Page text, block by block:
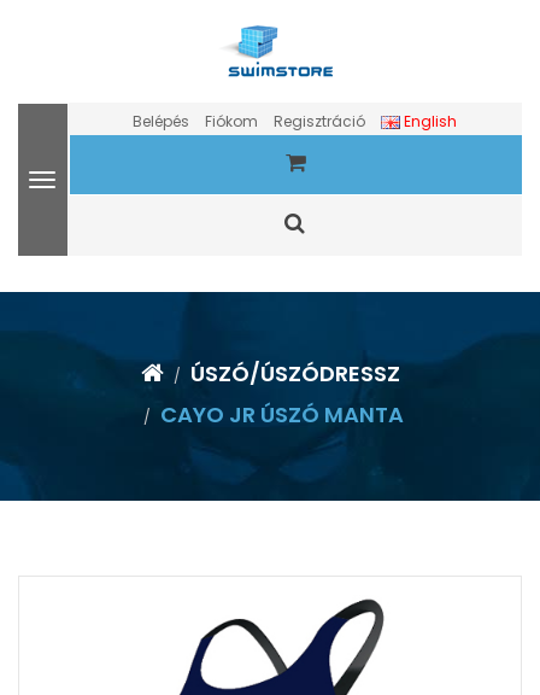
Belépés Fiókom Regisztráció English
ÚSZÓ/ÚSZÓDRESSZ
CAYO JR ÚSZÓ MANTA